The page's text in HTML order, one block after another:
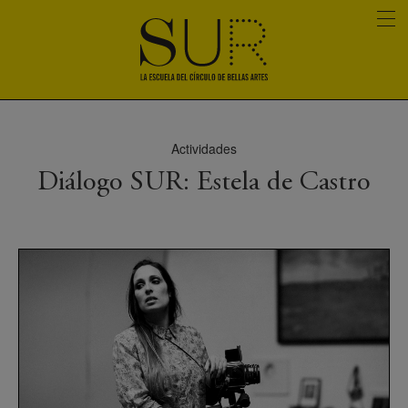
Actividades
Diálogo SUR: Estela de Castro